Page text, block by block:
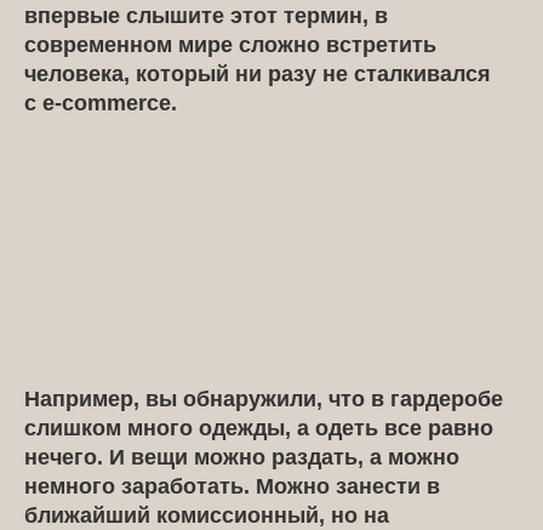
впервые слышите этот термин, в
современном мире сложно встретить
человека, который ни разу не сталкивался
с e-commerce.
Например, вы обнаружили, что в гардеробе
слишком много одежды, а одеть все равно
нечего. И вещи можно раздать, а можно
немного заработать. Можно занести в
ближайший комиссионный, но на